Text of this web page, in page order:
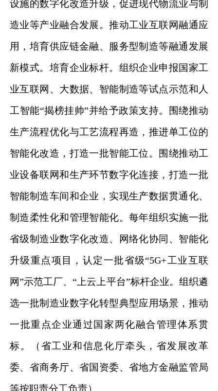
设施的数字化改造升级，促进现代物流业与制
造业等产业融合发展。推动工业互联网融通应
用，培育供应链金融、服务型制造等融通发展
新模式。培育企业标杆。组织企业申报国家工
业互联网、大数据、智能制造等试点示范和人
工智能“揭榜挂帅”并给予政策支持。围绕推动
生产流程优化与工艺流程再造，推进单工位的
智能化改造，打造一批智能工位。围绕推动工
业设备联网和生产环节数字化连接，打造一批
智能制造车间和企业，实现生产数据贯通化、
制造柔性化和管理智能化。每年组织实施一批
省级制造业数字化改造、网络化协同、智能化
升级重点项目，认定一批省级“5G+工业互联
网”示范工厂、“上云上平台”标杆企业。组织遴
选一批制造业数字化转型典型应用场景，推动
一批重点企业通过国家两化融合管理体系贯
标。（省工业和信息化厅牵头，省发展改革
委、省商务厅、省国资委、省地方金融监管局
等按职责分工负责）